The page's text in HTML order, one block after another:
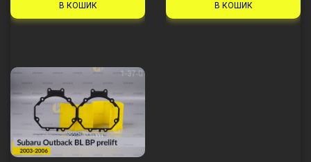
В КОШИК В КОШИК